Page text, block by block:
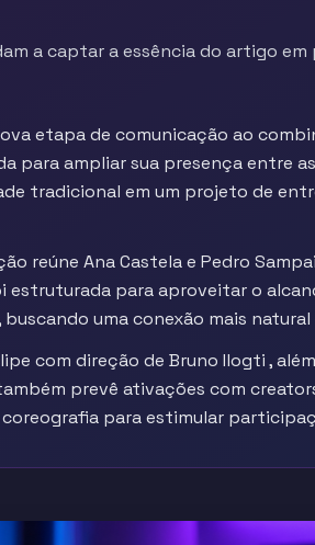
a captar a essência do artigo
etapa de comunicação ao
para ampliar sua presença entre
tradicional em um projeto de
reúne Ana Castela e Pedro
estruturada para aproveitar o
uma conexão mais
com direção de Bruno Ilogti ,
prevê ativações com
para estimular